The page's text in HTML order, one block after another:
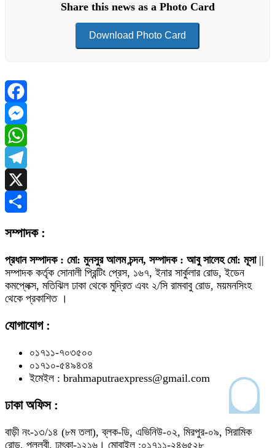
Share this news as a Photo Card
Download Photo Card
Facebook
Messenger
WhatsApp
Telegram
X
সম্পাদক :
প্রধান সম্পাদক : মো: মুনসুর আলম চন্দন, সম্পাদক : আবু সালেহ মো: মূসা||
সম্পাদক কর্তৃক সোনালী প্রিন্টিং প্রেস, ১৬৭, ইনার সার্কুলার রোড, ইডেন
কমপ্লেক্স, মতিঝিল ঢাকা থেকে মুদ্রিত এবং ২/সি রামবাবু রোড, ময়মনসিংহ
থেকে প্রকাশিত ।
যোগাযোগ :
০১৭১১-৭০৩৫০০
০১৭১০-৫৪৯৪৩৪
ইমেইল : brahmaputraexpress@gmail.com
ঢাকা অফিস :
বাড়ী নং-১৩/১৪ (৮ম তলা), ব্লক-ডি, এভিনিউ-০২, মিরপুর-০৯, সিরামিক
রোড, পল্লবী, ঢাৎকা-১২১৬। মোবাইল :০১৭১১-২৪৬৫২৮